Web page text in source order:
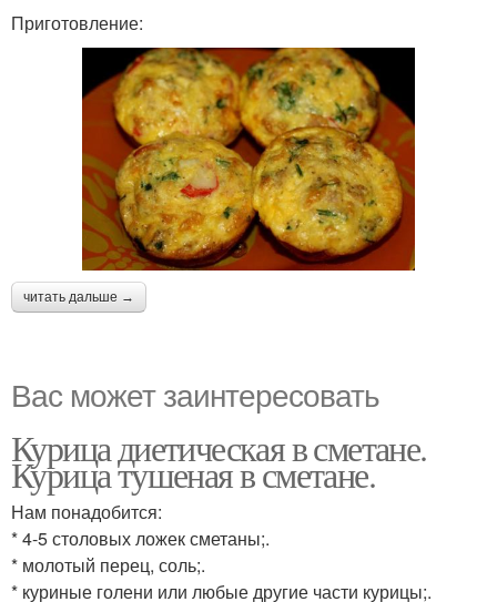
Приготовление:
читать дальше →
Вас может заинтересовать
Курица диетическая в сметане.
Курица тушеная в сметане.
Нам понадобится:
* 4-5 столовых ложек сметаны;.
* молотый перец, соль;.
* куриные голени или любые другие части курицы;.